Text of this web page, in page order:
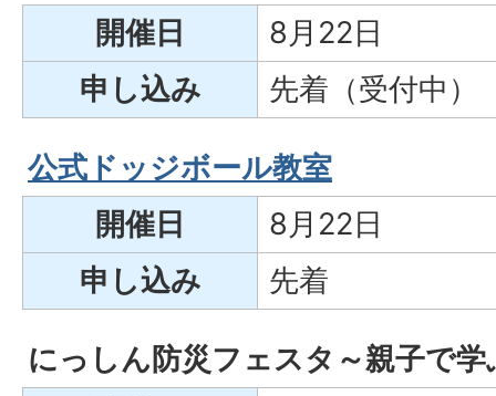
開催日
8月22日
申し込み
先着（受付中）
公式ドッジボール教室
開催日
8月22日
申し込み
先着
にっしん防災フェスタ～親子で学